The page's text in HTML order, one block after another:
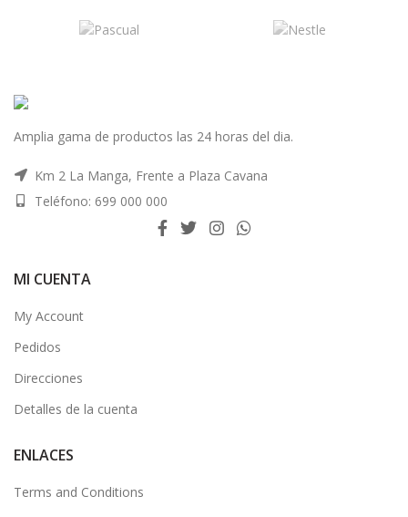
Amplia gama de productos las 24 horas del dia.
Km 2 La Manga, Frente a Plaza Cavana
Teléfono: 699 000 000
MI CUENTA
My Account
Pedidos
Direcciones
Detalles de la cuenta
ENLACES
Terms and Conditions